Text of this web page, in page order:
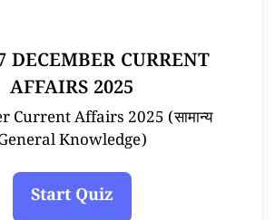
DECEMBER CURRENT
AFFAIRS 2025
Current Affairs 2025 (सामान्य
General Knowledge)